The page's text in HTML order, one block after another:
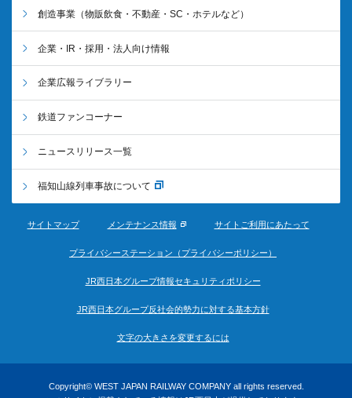
創造事業 （物販飲食・不動産・SC・ホテルなど）
企業・IR・採用・法人向け情報
企業広報ライブラリー
鉄道ファンコーナー
ニュースリリース一覧
福知山線列車事故について
サイトマップ メンテナンス情報 サイトご利用にあたって
プライバシーステーション（プライバシーポリシー）
JR西日本グループ情報セキュリティポリシー
JR西日本グループ反社会的勢力に対する基本方針
文字の大きさを変更するには
Copyright© WEST JAPAN RAILWAY COMPANY all rights reserved.